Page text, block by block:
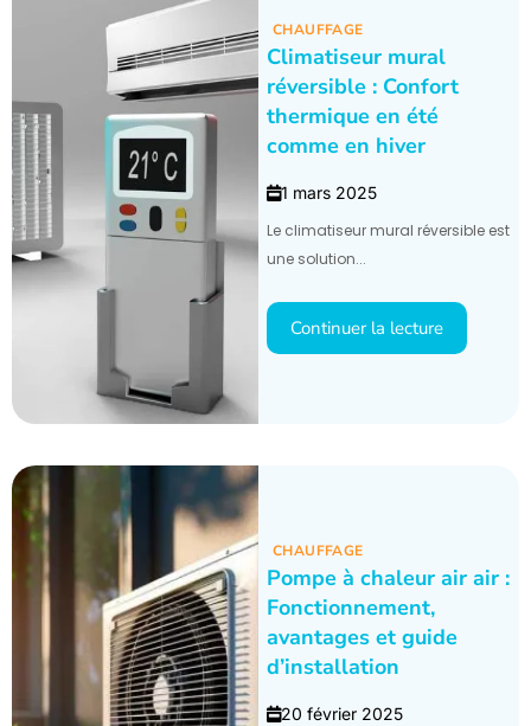
CHAUFFAGE
Climatiseur mural
réversible : Confort
thermique en été
comme en hiver
1 mars 2025
Le climatiseur mural réversible est
une solution...
Continuer la lecture
CHAUFFAGE
Pompe à chaleur air air :
Fonctionnement,
avantages et guide
d’installation
20 février 2025